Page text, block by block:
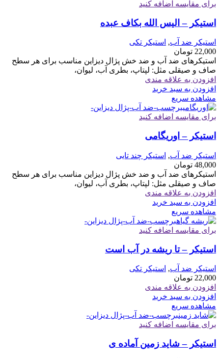
برای مقایسه اضافه کنید
استیکر – الیس الله بکاف عبده
استیکر ضد آب, استیکر تکی
22,000 تومان
استیکرهای ضد آب و ضد خش پژال دیزاین مناسب برای هر سطح
صاف و صیقلی مثل: لپتاپ، بطری آب، لیوان،
افزودن به علاقه مندی
افزودن به سبد خرید
مشاهده سریع
برای مقایسه اضافه کنید
استیکر – اوریگامی
استیکر ضد آب, استیکر چند تایی
48,000 تومان
استیکرهای ضد آب و ضد خش پژال دیزاین مناسب برای هر سطح
صاف و صیقلی مثل: لپتاپ، بطری آب، لیوان،
افزودن به علاقه مندی
افزودن به سبد خرید
مشاهده سریع
برای مقایسه اضافه کنید
استیکر – تا ریشه در آب است
استیکر ضد آب, استیکر تکی
22,000 تومان
افزودن به علاقه مندی
افزودن به سبد خرید
مشاهده سریع
برای مقایسه اضافه کنید
استیکر – شاید زمین آماده ی